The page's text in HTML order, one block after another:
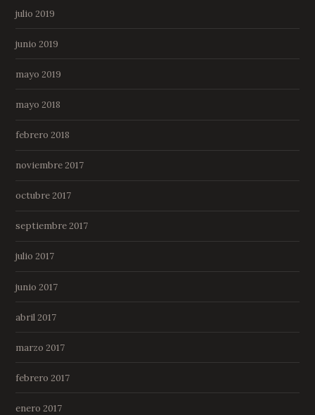
julio 2019
junio 2019
mayo 2019
mayo 2018
febrero 2018
noviembre 2017
octubre 2017
septiembre 2017
julio 2017
junio 2017
abril 2017
marzo 2017
febrero 2017
enero 2017